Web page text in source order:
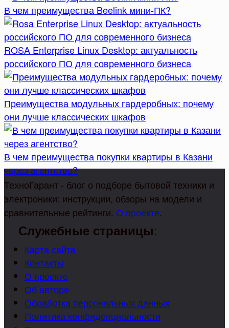
В чем преимущества Beelink мини-ПК?
ROSA Enterprise Linux Desktop: актуальность
российского ПО для современного бизнеса
Преимущества модульных гардеробных: почему
они лучше классических шкафов
В чем преимущества покупки квартиры в Казани
через агентство?
ТехноГарант - блог о подборе бытовой техники и
электроники: инструкции, обзоры на модели и
сравнительные рейтинги. О проекте.
Служебные страницы:
Карта сайта
Контакты
О проекте
Об авторе
Обработка персональных данных
Политика конфиденциальности